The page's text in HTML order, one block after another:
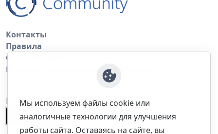
Контакты
Правила
Обратная связь
Правила копирования материалов
Приложение
Мы используем файлы cookie или
аналогичные технологии для улучшения
работы сайта. Оставаясь на сайте, вы